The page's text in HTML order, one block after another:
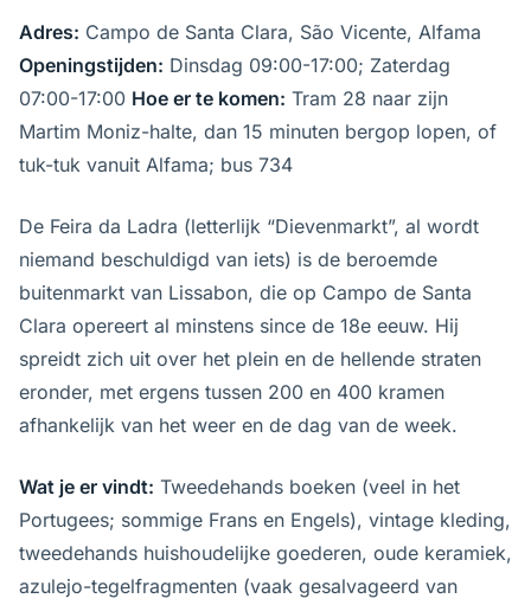
Adres: Campo de Santa Clara, São Vicente, Alfama
Openingstijden: Dinsdag 09:00-17:00; Zaterdag
07:00-17:00 Hoe er te komen: Tram 28 naar zijn
Martim Moniz-halte, dan 15 minuten bergop lopen, of
tuk-tuk vanuit Alfama; bus 734
De Feira da Ladra (letterlijk “Dievenmarkt”, al wordt
niemand beschuldigd van iets) is de beroemde
buitenmarkt van Lissabon, die op Campo de Santa
Clara opereert al minstens since de 18e eeuw. Hij
spreidt zich uit over het plein en de hellende straten
eronder, met ergens tussen 200 en 400 kramen
afhankelijk van het weer en de dag van de week.
Wat je er vindt: Tweedehands boeken (veel in het
Portugees; sommige Frans en Engels), vintage kleding,
tweedehands huishoudelijke goederen, oude keramiek,
azulejo-tegelfragmenten (vaak gesalvageerd van